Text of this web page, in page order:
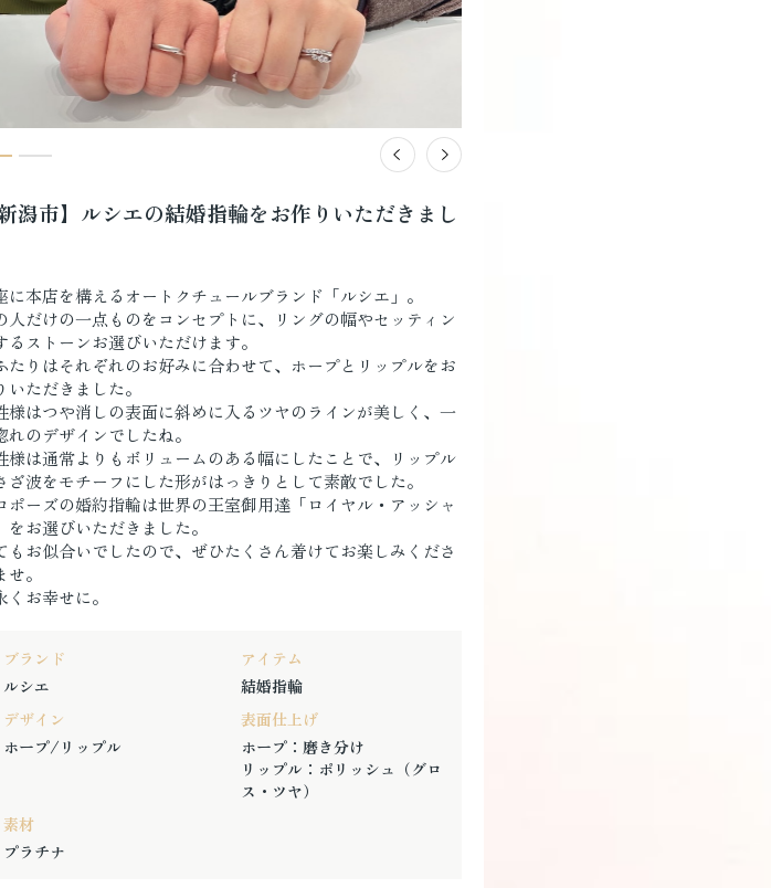
新潟市】ルシエの結婚指輪をお作りいただきまし
に本店を構えるオートクチュールブランド「ルシエ」。
人だけの一点ものをコンセプトに、リングの幅やセッティン
るストーンお選びいただけます。
たりはそれぞれのお好みに合わせて、ホープとリップルをお
いただきました。
様はつや消しの表面に斜めに入るツヤのラインが美しく、一
れのデザインでしたね。
様は通常よりもボリュームのある幅にしたことで、リップル
ざ波をモチーフにした形がはっきりとして素敵でした。
ポーズの婚約指輪は世界の王室御用達「ロイヤル・アッシャ
をお選びいただきました。
もお似合いでしたので、ぜひたくさん着けてお楽しみくださ
せ。
くお幸せに。
ブランド
ルシエ
アイテム
結婚指輪
デザイン
ホープ/リップル
表面仕上げ
ホープ：磨き分け
リップル：ポリッシュ（グロ
ス・ツヤ）
素材
プラチナ